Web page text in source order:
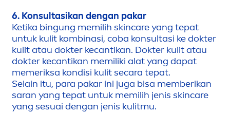
6. Konsultasikan dengan pakar
Ketika bingung memilih skincareyang tepat
untuk kulit kombinasi, coba konsultasi ke dokter
kulit atau dokter kecantikan. Dokter kulit atau
dokter kecantikan memiliki alat yang dapat
memeriksa kondisi kulit secara tepat.
Selain itu, para pakar ini juga bisa memberikan
saran yang tepat untuk memilih jenis skincare
yang sesuai dengan jenis kulitmu.